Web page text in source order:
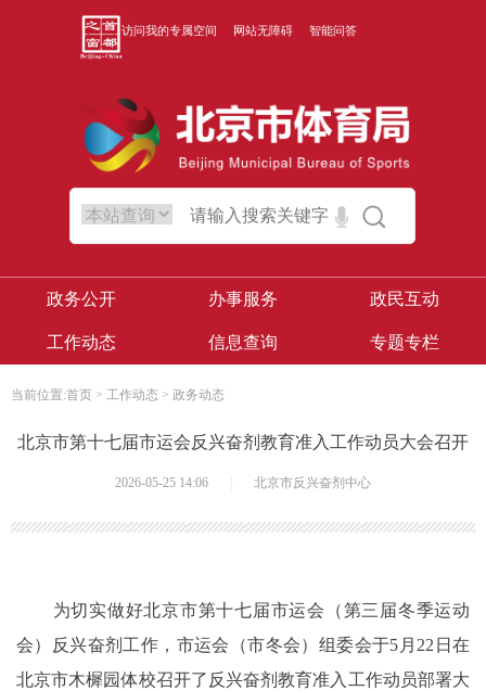
访问我的专属空间 网站无障碍 智能问答
政务公开 办事服务 政民互动
工作动态 信息查询 专题专栏
当前位置:首页 > 工作动态 > 政务动态
北京市第十七届市运会反兴奋剂教育准入工作动员大会召开
2026-05-25 14:06 北京市反兴奋剂中心
为切实做好北京市第十七届市运会（第三届冬季运动
会）反兴奋剂工作，市运会（市冬会）组委会于5月22日在
北京市木樨园体校召开了反兴奋剂教育准入工作动员部署大